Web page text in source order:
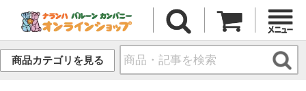
商品カテゴリを見る